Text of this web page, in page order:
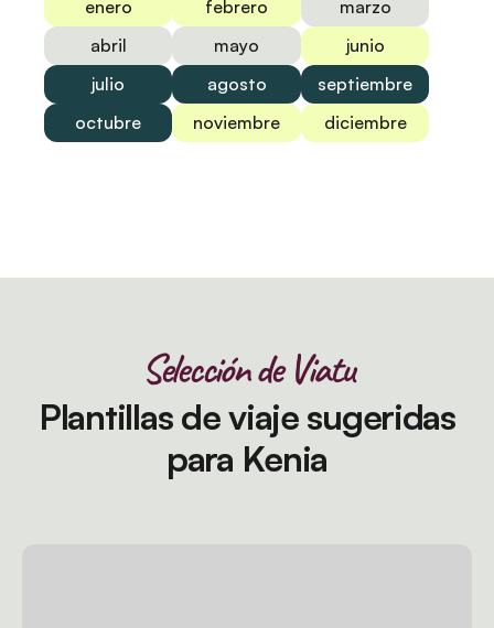
enero febrero
marzo
abril
mayo
junio
julio
agosto
septiembre
octubre
noviembre diciembre
Selección de Viatu
Plantillas de viaje sugeridas
para Kenia